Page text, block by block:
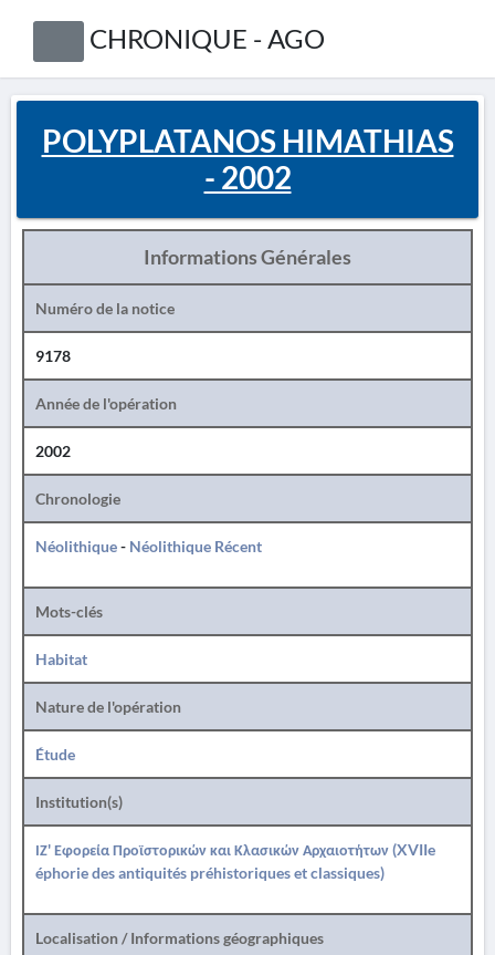
CHRONIQUE - AGO
POLYPLATANOS HIMATHIAS
- 2002
Informations Générales
Numéro de la notice
9178
Année de l'opération
2002
Chronologie
Néolithique- Néolithique Récent
Mots-clés
Habitat
Nature de l'opération
Étude
Institution(s)
ΙΖ' Εφορεία Προϊστορικών και Κλασικών Αρχαιοτήτων (XVIIe
éphorie des antiquités préhistoriques et classiques)
Localisation / Informations géographiques